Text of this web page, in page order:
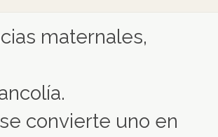
maternales,
convierte uno en